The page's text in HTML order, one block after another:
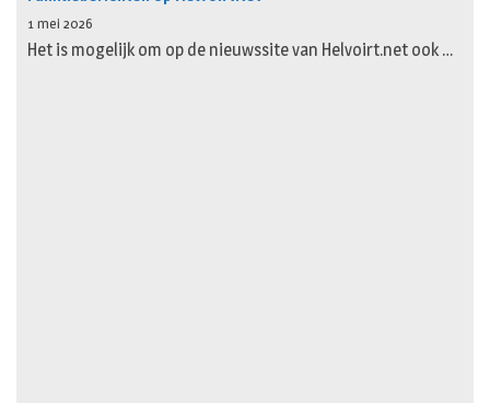
1 mei 2026
Het is mogelijk om op de nieuwssite van Helvoirt.net ook …